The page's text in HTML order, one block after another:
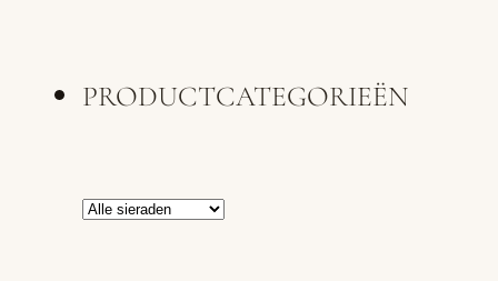
PRODUCTCATEGORIEËN